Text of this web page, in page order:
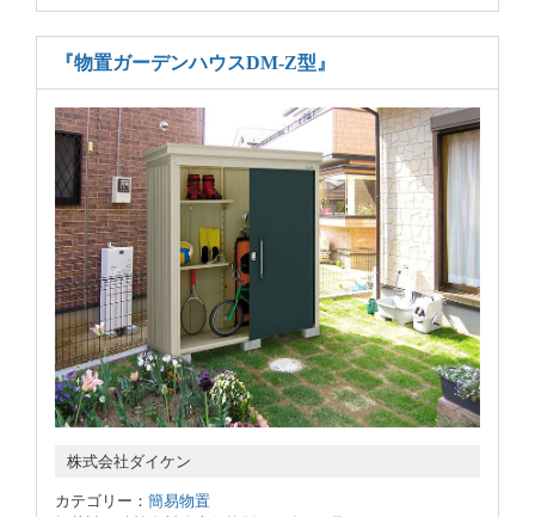
『物置ガーデンハウスDM-Z型』
株式会社ダイケン
カテゴリー： 簡易物置